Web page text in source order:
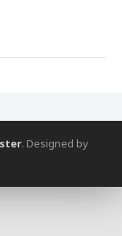
. Designed by